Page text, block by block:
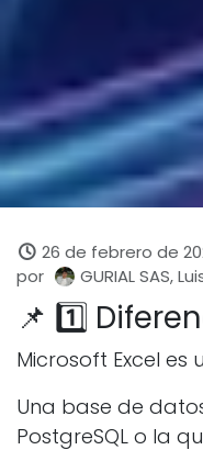
26 de febrero de
por
GURIAL SAS,
📌 1️⃣
Microsoft Excel es
Una base de
PostgreSQL o la